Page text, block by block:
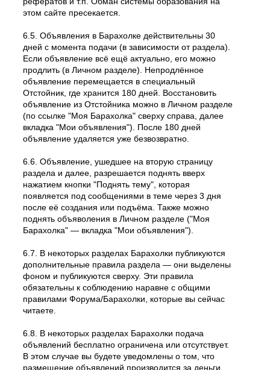
этом сайте пресекается.
6.5. Объявления в Барахолке действительны 30
дней с момента подачи (в зависимости от раздела).
Если объявление всё ещё актуально, его можно
продлить (в Личном разделе). Непродлённое
объявление перемещается в специальный
Отстойник, где хранится 180 дней. Восстановить
объявление из Отстойника можно в Личном разделе
(по ссылке "Моя Барахолка" сверху справа, далее
вкладка "Мои объявления"). После 180 дней
объявление удаляется уже безвозвратно.
6.6. Объявление, ушедшее на вторую страницу
раздела и далее, разрешается поднять вверх
нажатием кнопки "Поднять тему", которая
появляется под сообщениями в теме через 3 дня
после её создания или подъёма. Также можно
поднять объяволения в Личном разделе ("Моя
Барахолка" — вкладка "Мои объявления").
6.7. В некоторых разделах Барахолки публикуются
дополнительные правила раздела — они выделены
фоном и публикуются сверху. Эти правила
обязательны к соблюдению наравне с общими
правилами Форума/Барахолки, которые вы сейчас
читаете.
6.8. В некоторых разделах Барахолки подача
объявлений бесплатно ограничена или отсутствует.
В этом случае вы будете уведомлены о том, что
размещение объявлений производится за деньги.